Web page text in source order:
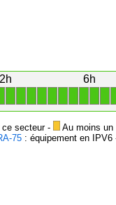
2h
6h
secteur -
Au moins
75 : équipement en